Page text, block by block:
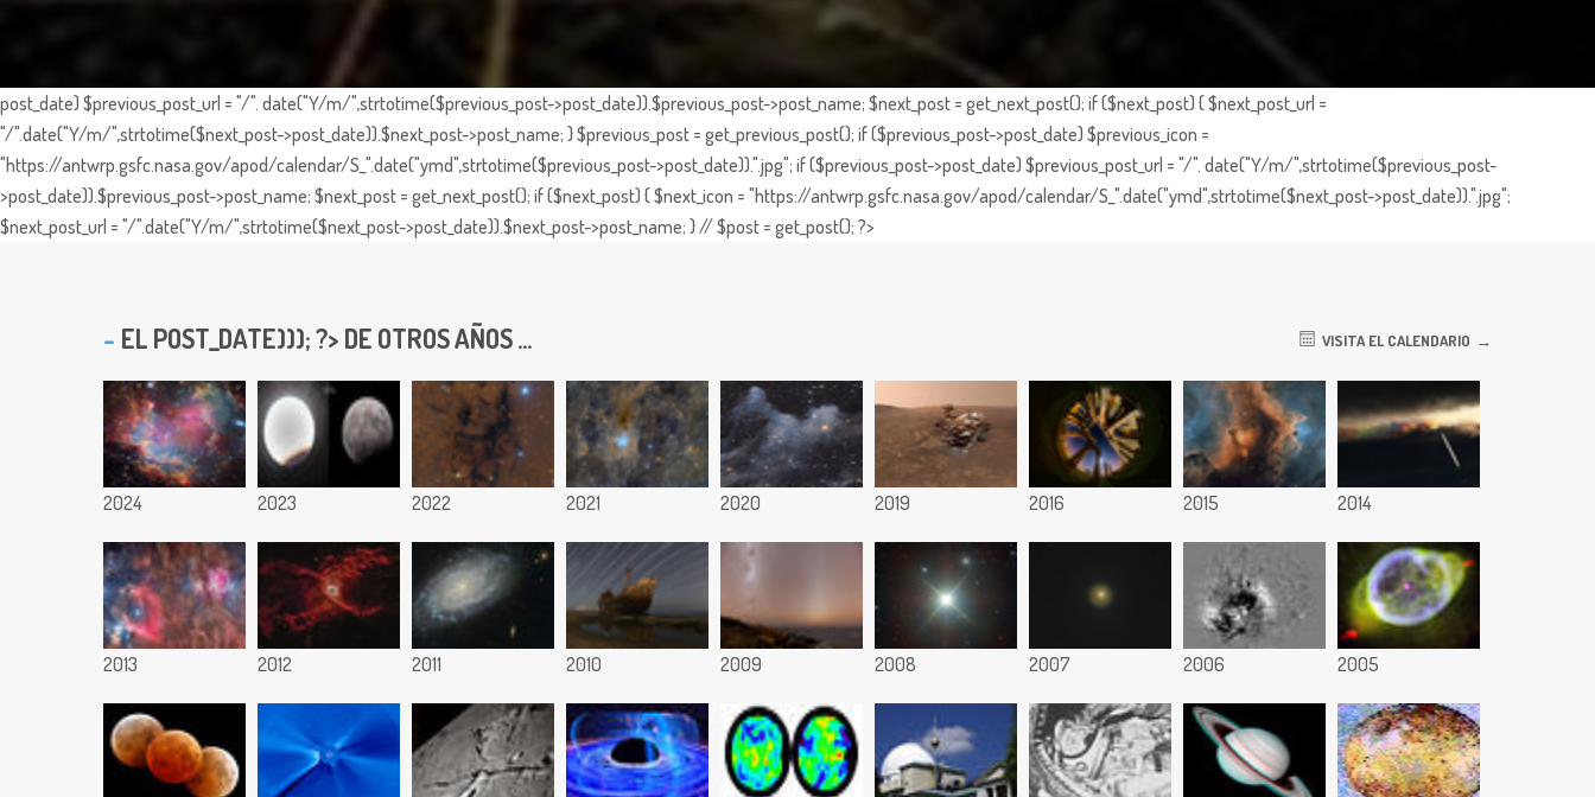
post_date) $previous_post_url = "/". date("Y/m/",strtotime($previous_post->post_date)).$previous_post->post_name; $next_post = get_next_post(); if ($next_post) { $next_post_url =
"/".date("Y/m/",strtotime($next_post->post_date)).$next_post->post_name; } $previous_post = get_previous_post(); if ($previous_post->post_date) $previous_icon =
"https://antwrp.gsfc.nasa.gov/apod/calendar/S_".date("ymd",strtotime($previous_post->post_date)).".jpg"; if ($previous_post->post_date) $previous_post_url = "/". date("Y/m/",strtotime($previous_post-
>post_date)).$previous_post->post_name; $next_post = get_next_post(); if ($next_post) { $next_icon = "https://antwrp.gsfc.nasa.gov/apod/calendar/S_".date("ymd",strtotime($next_post->post_date)).".jpg";
$next_post_url = "/".date("Y/m/",strtotime($next_post->post_date)).$next_post->post_name; } // $post = get_post(); ?>
EL POST_DATE))); ?> DE OTROS AÑOS ... VISITA EL CALENDARIO
2024 2023 2022 2021 2020 2019 2016 2015 2014
2013 2012 2011 2010 2009 2008 2007 2006 2005